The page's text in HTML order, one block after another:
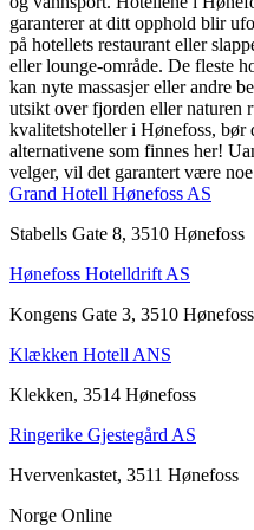
garanterer at ditt opphold blir
på hotellets restaurant eller
eller lounge-område. De fleste
kan nyte massasjer eller andre
utsikt over fjorden eller naturen
kvalitetshoteller i Hønefoss, bør
alternativene som finnes her!
velger, vil det garantert være
Grand Hotell Hønefoss AS
Stabells Gate 8, 3510 Hønefoss
Hønefoss Hotelldrift AS
Kongens Gate 3, 3510 Hønefoss
Klækken Hotell ANS
Klekken, 3514 Hønefoss
Ringerike Gjestegård AS
Hvervenkastet, 3511 Hønefoss
Norge Online